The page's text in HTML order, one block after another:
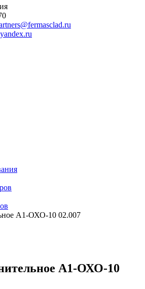
А1-ОХО-10 02.007
А1-ОХО-10